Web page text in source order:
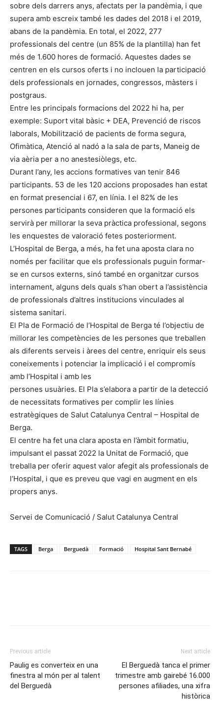
sobre dels darrers anys, afectats per la pandèmia, i que
supera amb escreix també les dades del 2018 i el 2019,
abans de la pandèmia. En total, el 2022, 277
professionals del centre (un 85% de la plantilla) han fet
més de 1.600 hores de formació. Aquestes dades se
centren en els cursos oferts i no inclouen la participació
dels professionals en jornades, congressos, màsters i
postgraus.
Entre les principals formacions del 2022 hi ha, per
exemple: Suport vital bàsic + DEA, Prevenció de riscos
laborals, Mobilització de pacients de forma segura,
Ofimàtica, Atenció al nadó a la sala de parts, Maneig de
via aèria per a no anestesiòlegs, etc.
Durant l’any, les accions formatives van tenir 846
participants. 53 de les 120 accions proposades han estat
en format presencial i 67, en línia. I el 82% de les
persones participants consideren que la formació els
servirà per millorar la seva pràctica professional, segons
les enquestes de valoració fetes posteriorment.
L’Hospital de Berga, a més, ha fet una aposta clara no
només per facilitar que els professionals puguin formar-
se en cursos externs, sinó també en organitzar cursos
internament, alguns dels quals s’han obert a l’assistència
de professionals d’altres institucions vinculades al
sistema sanitari.
El Pla de Formació de l’Hospital de Berga té l’objectiu de
millorar les competències de les persones que treballen
als diferents serveis i àrees del centre, enriquir els seus
coneixements i potenciar la implicació i el compromís
amb l’Hospital i amb les
persones usuàries. El Pla s’elabora a partir de la detecció
de necessitats formatives per complir les línies
estratègiques de Salut Catalunya Central – Hospital de
Berga.
El centre ha fet una clara aposta en l’àmbit formatiu,
impulsant el passat 2022 la Unitat de Formació, que
treballa per oferir aquest valor afegit als professionals de
l’Hospital, i que es preveu que vagi en augment en els
propers anys.
Servei de Comunicació / Salut Catalunya Central
TAGS Berga Berguedà Formació Hospital Sant Bernabé
Previous article
Paulig es converteix en una
finestra al món per al talent
del Berguedà
Next article
El Berguedà tanca el primer
trimestre amb gairebé 16.000
persones afiliades, una xifra
històrica